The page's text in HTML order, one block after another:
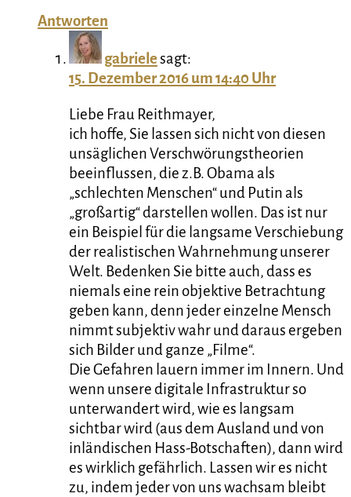
Antworten
gabrielesagt:
15. Dezember 2016 um 14:40 Uhr
Liebe Frau Reithmayer,
ich hoffe, Sie lassen sich nicht von diesen
unsäglichen Verschwörungstheorien
beeinflussen, die z.B. Obama als
„schlechten Menschen“ und Putin als
„großartig“ darstellen wollen. Das ist nur
ein Beispiel für die langsame Verschiebung
der realistischen Wahrnehmung unserer
Welt. Bedenken Sie bitte auch, dass es
niemals eine rein objektive Betrachtung
geben kann, denn jeder einzelne Mensch
nimmt subjektiv wahr und daraus ergeben
sich Bilder und ganze „Filme“.
Die Gefahren lauern immer im Innern. Und
wenn unsere digitale Infrastruktur so
unterwandert wird, wie es langsam
sichtbar wird (aus dem Ausland und von
inländischen Hass-Botschaften), dann wird
es wirklich gefährlich. Lassen wir es nicht
zu, indem jeder von uns wachsam bleibt